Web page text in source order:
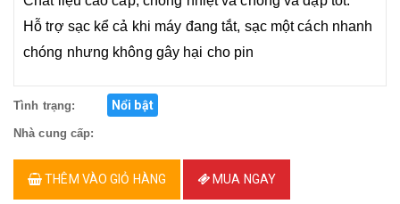
Hỗ trợ sạc kể cả khi máy đang tắt, sạc một cách nhanh
chóng nhưng không gây hại cho pin
Tình trạng: Nổi bật
Nhà cung cấp:
THÊM VÀO GIỎ HÀNG MUA NGAY